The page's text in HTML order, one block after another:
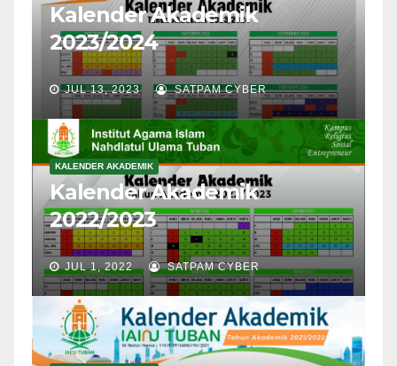
Kalender Akademik
2023/2024
JUL 13, 2023 SATPAM CYBER
KALENDER AKADEMIK
Kalender Akademik
2022/2023
JUL 1, 2022 SATPAM CYBER